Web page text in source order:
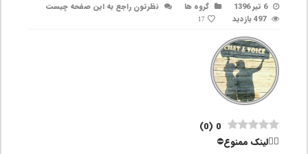
6 تیر 1396 گروه ها
نظرتون راجع به این صفحه چیست
497 بازدید
17
0
(
0
)
۱⃣لینک ممنوع⛔️